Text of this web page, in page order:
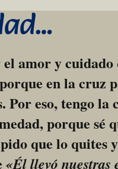
amor y
en la cruz
eso, tengo la
porque sé
que lo quites
«Él llevó nuestras